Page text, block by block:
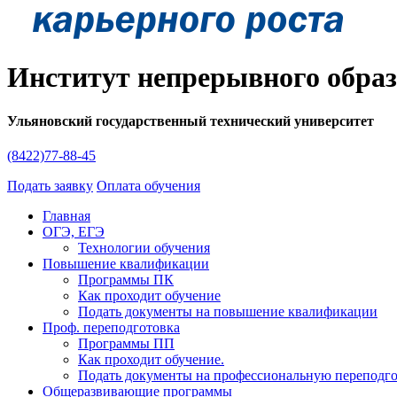
Институт непрерывного
Ульяновский государственный технический университет
(8422)77-88-45
Подать заявку Оплата обучения
Главная
ОГЭ, ЕГЭ
Технологии обучения
Повышение квалификации
Программы ПК
Как проходит обучение
Подать документы на повышение квалификации
Проф. переподготовка
Программы ПП
Как проходит обучение.
Подать документы на профессиональную
Общеразвивающие программы